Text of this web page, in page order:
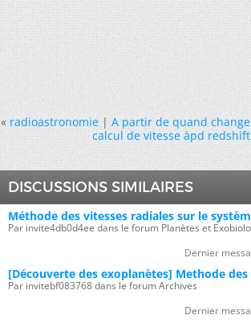
« radioastronomie|A partir de quand
calcul de vitesse àpd redshift
DISCUSSIONS SIMILAIRES
Méthode des vitesses radiales sur le
Par invite4db0d4ee dans le forum Planètes et
Dernier
[Découverte des exoplanètes] Methode
Par invitebf083768 dans le forum Archives
Dernier